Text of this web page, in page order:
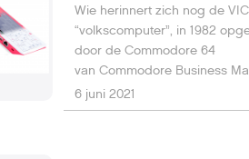
Wie herinnert zich nog de
“volkscomputer”, in 1982
door de Commodore 64
van Commodore Business
Die waren ingebouwd in een
toetsenbordbehuizing.
6 juni 2021